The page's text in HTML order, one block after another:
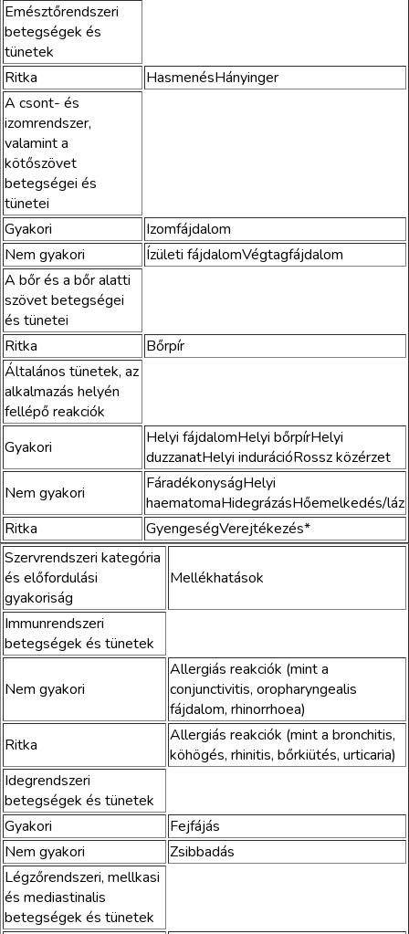
Emésztőrendszeri
betegségek és
tünetek
Ritka
HasmenésHányinger
A csont- és
izomrendszer,
valamint a
kötőszövet
betegségei és
tünetei
Gyakori
Izomfájdalom
Nem gyakori
Ízületi fájdalomVégtagfájdalom
A bőr és a bőr alatti
szövet betegségei
és tünetei
Ritka
Bőrpír
Általános tünetek, az
alkalmazás helyén
fellépő reakciók
Gyakori
Helyi fájdalomHelyi bőrpírHelyi
duzzanatHelyi indurációRossz közérzet
Nem gyakori
FáradékonyságHelyi
haematomaHidegrázásHőemelkedés/láz
Ritka
GyengeségVerejtékezés*
Szervrendszeri kategória
és előfordulási
gyakoriság
Mellékhatások
Immunrendszeri
betegségek és tünetek
Nem gyakori
Allergiás reakciók (mint a
conjunctivitis, oropharyngealis
fájdalom, rhinorrhoea)
Ritka
Allergiás reakciók (mint a bronchitis,
köhögés, rhinitis, bőrkiütés, urticaria)
Idegrendszeri
betegségek és tünetek
Gyakori
Fejfájás
Nem gyakori
Zsibbadás
Légzőrendszeri, mellkasi
és mediastinalis
betegségek és tünetek